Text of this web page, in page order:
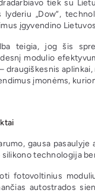
tiek su
„Dow“,
įgyvendino
teigia, jog šis
modulio
draugiškesnis
įmonėms,
gausa
technologija
fotovoltinius
autostrados